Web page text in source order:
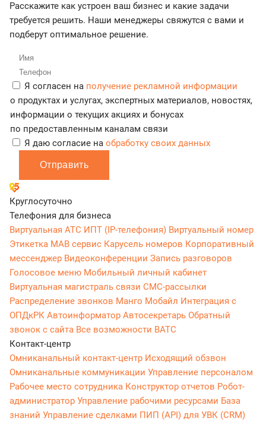
Расскажите как устроен ваш бизнес и какие задачи
требуется решить. Наши менеджеры свяжутся с вами и
подберут оптимальное решение.
Я согласен на получение рекламной информации
о продуктах и услугах, экспертных материалов, новостях,
информации о текущих акциях и бонусах
по предоставленным каналам связи
Я даю согласие на обработку своих данных
Отправить
Круглосуточно
Телефония для бизнеса
Виртуальная АТС ИПТ (IP-телефония) Виртуальный номер
Этикетка МАВ сервис Карусель номеров Корпоративный
мессенджер Видеоконференции Запись разговоров
Голосовое меню Мобильный личный кабинет
Виртуальная магистраль связи СМС-рассылки
Распределение звонков Манго Мобайл Интеграция с
ОПДкРК Автоинформатор Автосекретарь Обратный
звонок с сайта Все возможности ВАТС
Контакт-центр
Омниканальный контакт-центр Исходящий обзвон
Омниканальные коммуникации Управление персоналом
Рабочее место сотрудника Конструктор отчетов Робот-
администратор Управление рабочими ресурсами База
знаний Управление сделками ПИП (API) для УВК (CRM)